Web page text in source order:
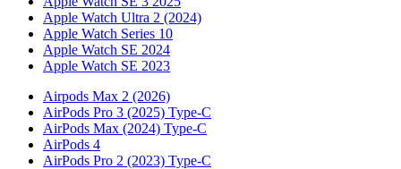
Apple Watch Ultra 2 (2024)
Apple Watch Series 10
Apple Watch SE 2024
Apple Watch SE 2023
Airpods Max 2 (2026)
AirPods Pro 3 (2025) Type-C
AirPods Max (2024) Type-C
AirPods 4
AirPods Pro 2 (2023) Type-C